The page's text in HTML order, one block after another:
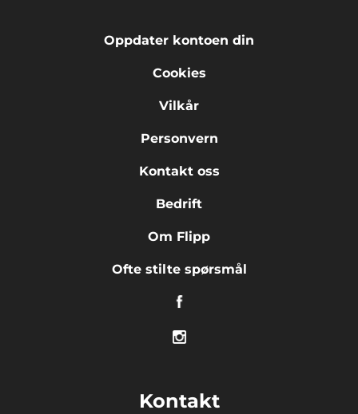
Oppdater kontoen din
Cookies
Vilkår
Personvern
Kontakt oss
Bedrift
Om Flipp
Ofte stilte spørsmål
Kontakt